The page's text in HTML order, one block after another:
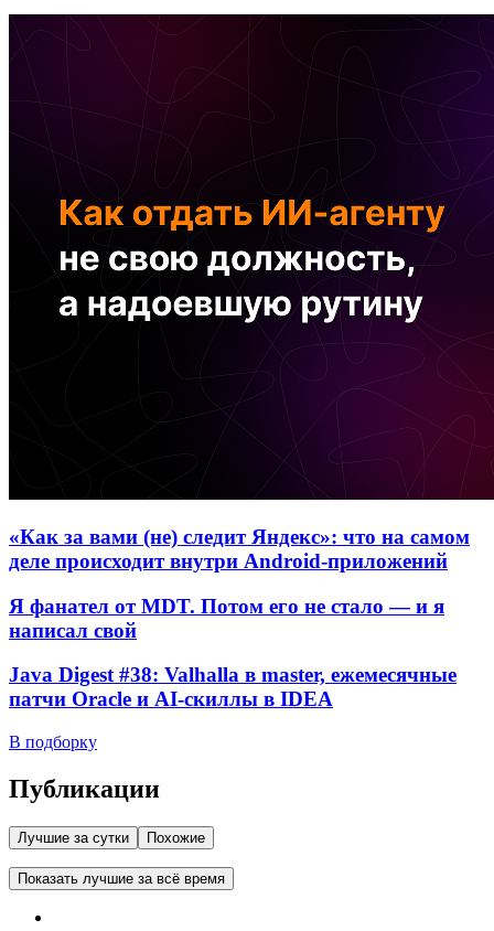
«Как за вами (не) следит Яндекс»: что на самом
деле происходит внутри Android-приложений
Я фанател от MDT. Потом его не стало — и я
написал свой
Java Digest #38: Valhalla в master, ежемесячные
патчи Oracle и AI-скиллы в IDEA
В подборку
Публикации
Лучшие за сутки Похожие
Показать лучшие за всё время